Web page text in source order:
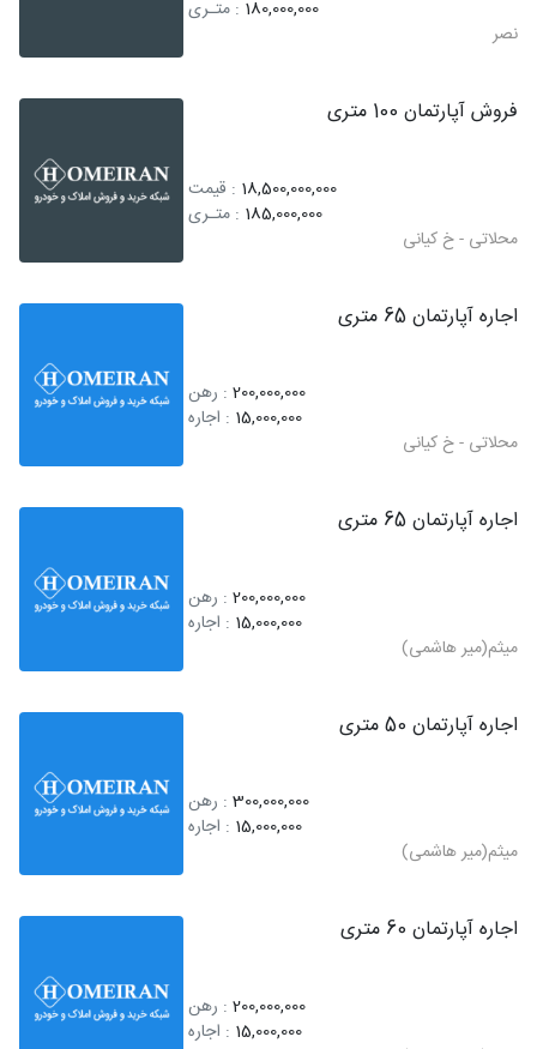
180,000,000 : متـری
نصر
فروش آپارتمان 100 متری
18,500,000,000 : قیمت
185,000,000 : متـری
محلاتی - خ کیانی
اجاره آپارتمان 65 متری
200,000,000 : رهن
15,000,000 : اجاره
محلاتی - خ کیانی
اجاره آپارتمان 65 متری
200,000,000 : رهن
15,000,000 : اجاره
میثم(میر هاشمی)
اجاره آپارتمان 50 متری
300,000,000 : رهن
15,000,000 : اجاره
میثم(میر هاشمی)
اجاره آپارتمان 60 متری
200,000,000 : رهن
15,000,000 : اجاره